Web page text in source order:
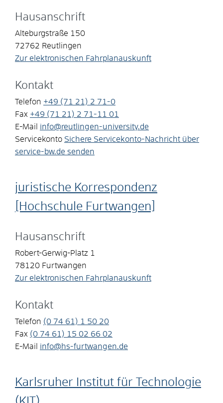
Hausanschrift
Alteburgstraße 150
72762 Reutlingen
Zur elektronischen Fahrplanauskunft
Kontakt
Telefon +49 (71 21) 2 71-0
Fax +49 (71 21) 2 71-11
01
E-Mail
info@reutlingen-university.de
Servicekonto Sichere Servicekonto-Nachricht über
service-bw.de senden
juristische Korrespondenz
[Hochschule Furtwangen]
Hausanschrift
Robert-Gerwig-Platz 1
78120 Furtwangen
Zur elektronischen Fahrplanauskunft
Kontakt
Telefon (0 74 61) 1 50 20
Fax (0 74 61) 15 02 66 02
E-Mail
info@hs-furtwangen.de
Karlsruher Institut für Technologie